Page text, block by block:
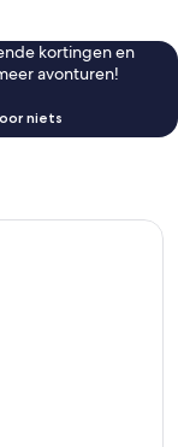
kortingen en
avonturen!
niets